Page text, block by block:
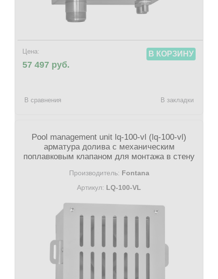
Цена:
57 497 руб.
В КОРЗИНУ
В сравнения В закладки
Pool management unit lq-100-vl (lq-100-vl)
арматура долива с механическим
поплавковым клапаном для монтажа в стену
Производитель: Fontana
Артикул: LQ-100-VL